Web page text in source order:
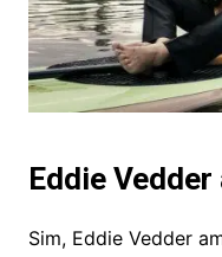
Eddie
Sim, Eddie Vedder